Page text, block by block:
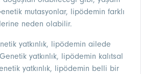
mutasyonlar, lipödemin farklı
neden olabilir.
yatkınlık, lipödemin ailede
yatkınlık, lipödemin kalıtsal
yatkınlık, lipödemin belli bir